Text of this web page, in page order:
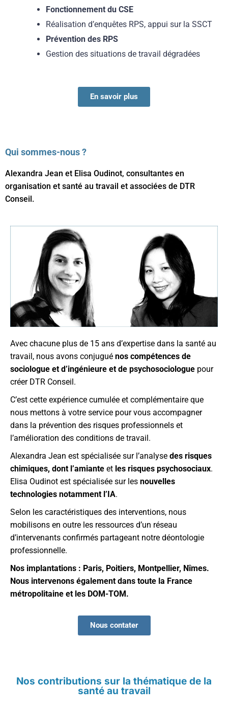
Fonctionnement du CSE
Réalisation d’enquêtes RPS, appui sur la SSCT
Prévention des RPS
Gestion des situations de travail dégradées
En savoir plus
Qui sommes-nous ?
Alexandra Jean et Elisa Oudinot, consultantes en
organisation et santé au travail et associées de DTR
Conseil.
Avec chacune plus de 15 ans d’expertise dans la santé au
travail, nous avons conjugué nos compétences de
sociologue et d’ingénieure et de psychosociologue pour
créer DTR Conseil.
C’est cette expérience cumulée et complémentaire que
nous mettons à votre service pour vous accompagner
dans la prévention des risques professionnels et
l’amélioration des conditions de travail.
Alexandra Jean est spécialisée sur l’analyse des risques
chimiques, dont l’amiante et les risques psychosociaux.
Elisa Oudinot est spécialisée sur les nouvelles
technologies notamment l’IA.
Selon les caractéristiques des interventions, nous
mobilisons en outre les ressources d’un réseau
d’intervenants confirmés partageant notre déontologie
professionnelle.
Nos implantations : Paris, Poitiers, Montpellier, Nîmes.
Nous intervenons également dans toute la France
métropolitaine et les DOM-TOM.
Nous contater
Nos contributions sur la thématique de la
santé au travail